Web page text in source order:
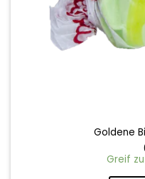
Goldene
Greif